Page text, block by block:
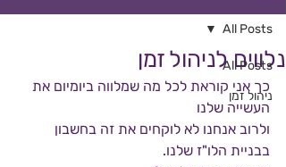
All Posts
ניהול זמן
All Posts
נלווים לניהול זמן
כך אני קוראת לכל מה שמלווה ביומיום את
העשייה שלנו
ולרוב אנחנו לא לוקחים את זה בחשבון
בבניית הלו"ז שלנו.